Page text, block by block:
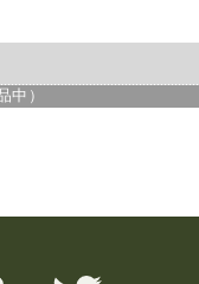
中）